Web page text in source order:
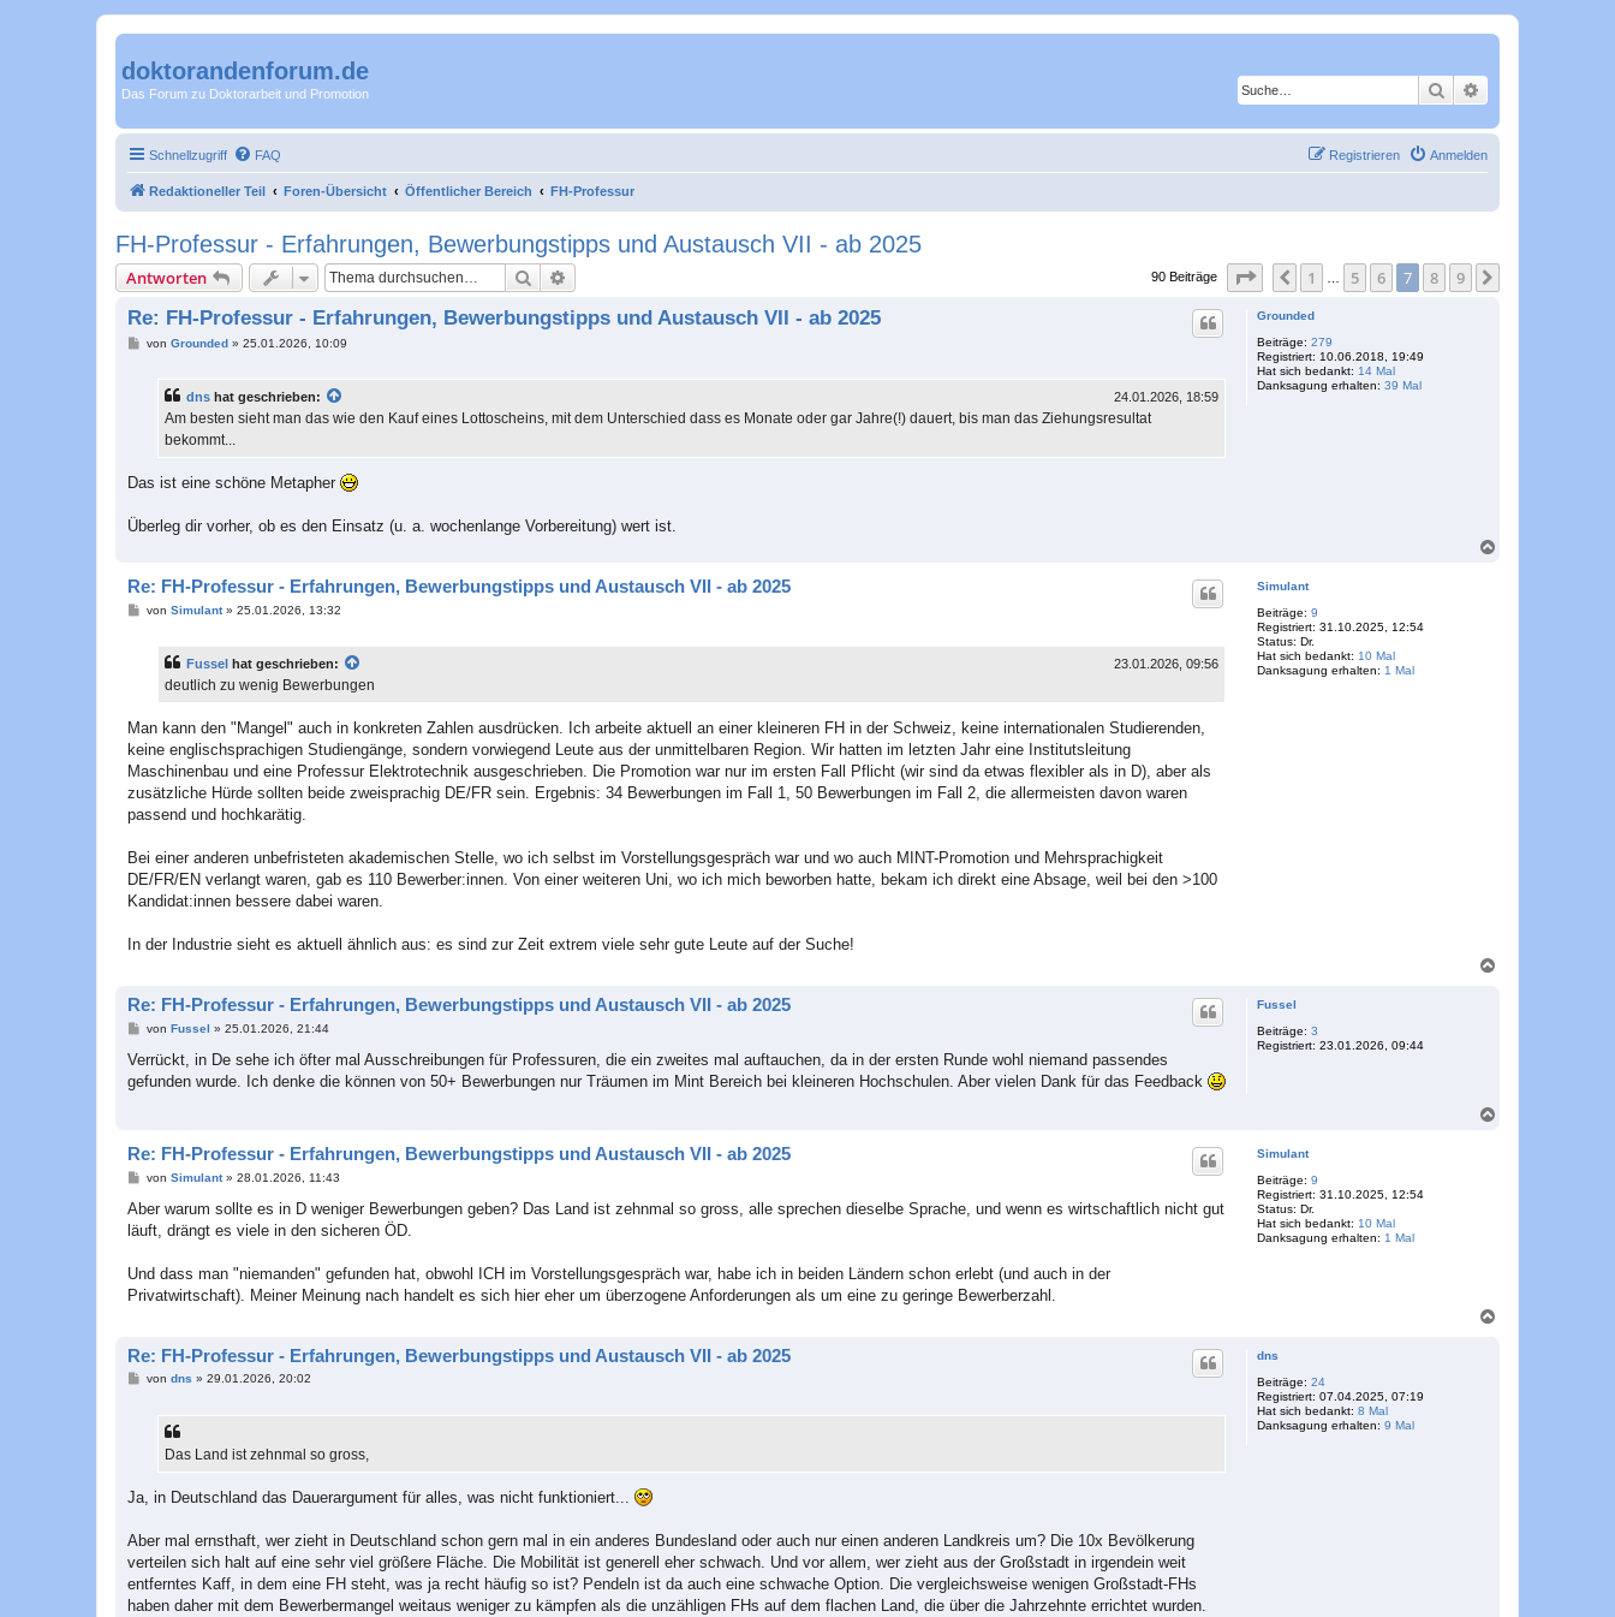
doktorandenforum.de
Das Forum zu Doktorarbeit und Promotion Suche
Schnellzugriff FAQ Anmelden
Registrieren
Redaktioneller Teil Foren-Übersicht Öffentlicher Bereich FH-Professur
FH-Professur - Erfahrungen, Bewerbungstipps und Austausch VII - ab 2025
Antworten Suche 90 Beiträge Seite von
Vorherige
1 5 6 7 8 9
Grounded
Beiträge: 279
Registriert: 10.06.2018, 19:49
Hat sich bedankt: 14 Mal
Danksagung erhalten: 39 Mal
Re: FH-Professur - Erfahrungen, Bewerbungstipps und Austausch VII - ab 2025
Bvon Grounded» 25.01.2026, 10:09
dns hat geschrieben: 24.01.2026, 18:59
Am besten sieht man das wie den Kauf eines Lottoscheins, mit dem Unterschied dass es Monate oder gar Jahre(!) dauert, bis man das Ziehungsresultat
bekommt...
Das ist eine schöne Metapher
Überleg dir vorher, ob es den Einsatz (u. a. wochenlange Vorbereitung) wert ist.
Simulant
Beiträge: 9
Registriert: 31.10.2025, 12:54
Status: Dr.
Hat sich bedankt: 10 Mal
Danksagung erhalten: 1 Mal
Re: FH-Professur - Erfahrungen, Bewerbungstipps und Austausch VII - ab 2025
Bvon Simulant» 25.01.2026, 13:32
Fussel hat geschrieben: 23.01.2026, 09:56
deutlich zu wenig Bewerbungen
Man kann den "Mangel" auch in konkreten Zahlen ausdrücken. Ich arbeite aktuell an einer kleineren FH in der Schweiz, keine internationalen Studierenden,
keine englischsprachigen Studiengänge, sondern vorwiegend Leute aus der unmittelbaren Region. Wir hatten im letzten Jahr eine Institutsleitung
Maschinenbau und eine Professur Elektrotechnik ausgeschrieben. Die Promotion war nur im ersten Fall Pflicht (wir sind da etwas flexibler als in D), aber als
zusätzliche Hürde sollten beide zweisprachig DE/FR sein. Ergebnis: 34 Bewerbungen im Fall 1, 50 Bewerbungen im Fall 2, die allermeisten davon waren
passend und hochkarätig.
Bei einer anderen unbefristeten akademischen Stelle, wo ich selbst im Vorstellungsgespräch war und wo auch MINT-Promotion und Mehrsprachigkeit
DE/FR/EN verlangt waren, gab es 110 Bewerber:innen. Von einer weiteren Uni, wo ich mich beworben hatte, bekam ich direkt eine Absage, weil bei den >100
Kandidat:innen bessere dabei waren.
In der Industrie sieht es aktuell ähnlich aus: es sind zur Zeit extrem viele sehr gute Leute auf der Suche!
Fussel
Beiträge: 3
Registriert: 23.01.2026, 09:44
Re: FH-Professur - Erfahrungen, Bewerbungstipps und Austausch VII - ab 2025
B
i
r
von Fussel » 25.01.2026, 21:44
Verrückt, in De sehe ich öfter mal Ausschreibungen für Professuren, die ein zweites mal auftauchen, da in der ersten Runde wohl niemand passendes
gefunden wurde. Ich denke die können von 50+ Bewerbungen nur Träumen im Mint Bereich bei kleineren Hochschulen. Aber vielen Dank für das Feedback
Simulant
Beiträge: 9
Registriert: 31.10.2025, 12:54
Status: Dr.
Hat sich bedankt: 10 Mal
Danksagung erhalten: 1 Mal
Re: FH-Professur - Erfahrungen, Bewerbungstipps und Austausch VII - ab 2025
B
i
r
von Simulant» 28.01.2026, 11:43
Aber warum sollte es in D weniger Bewerbungen geben? Das Land ist zehnmal so gross, alle sprechen dieselbe Sprache, und wenn es wirtschaftlich nicht gut
läuft, drängt es viele in den sicheren ÖD.
Und dass man "niemanden" gefunden hat, obwohl ICH im Vorstellungsgespräch war, habe ich in beiden Ländern schon erlebt (und auch in der
Privatwirtschaft). Meiner Meinung nach handelt es sich hier eher um überzogene Anforderungen als um eine zu geringe Bewerberzahl.
dns
Beiträge: 24
Registriert: 07.04.2025, 07:19
Hat sich bedankt: 8 Mal
Danksagung erhalten: 9 Mal
Re: FH-Professur - Erfahrungen, Bewerbungstipps und Austausch VII - ab 2025
Bvon dns » 29.01.2026, 20:02
Das Land ist zehnmal so gross,
Ja, in Deutschland das Dauerargument für alles, was nicht funktioniert...
Aber mal ernsthaft, wer zieht in Deutschland schon gern mal in ein anderes Bundesland oder auch nur einen anderen Landkreis um? Die 10x Bevölkerung
verteilen sich halt auf eine sehr viel größere Fläche. Die Mobilität ist generell eher schwach. Und vor allem, wer zieht aus der Großstadt in irgendein weit
entferntes Kaff, in dem eine FH steht, was ja recht häufig so ist? Pendeln ist da auch eine schwache Option. Die vergleichsweise wenigen Großstadt-FHs
haben daher mit dem Bewerbermangel weitaus weniger zu kämpfen als die unzähligen FHs auf dem flachen Land, die über die Jahrzehnte errichtet wurden.